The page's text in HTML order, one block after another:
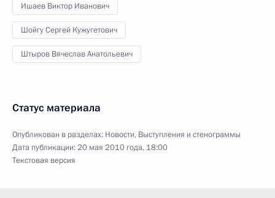
Ишаев Виктор Иванович
Шойгу Сергей Кужугетович
Штыров Вячеслав Анатольевич
Статус материала
Опубликован в разделах: Новости, Выступления и стенограммы
Дата публикации:20 мая 2010 года, 18:00
Текстовая версия